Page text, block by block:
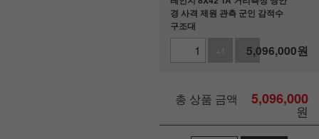
경 사격 제원 관측 군인 감적수
구조대
+1 -1
5,096,000원
총 상품 금액 5,096,000
원